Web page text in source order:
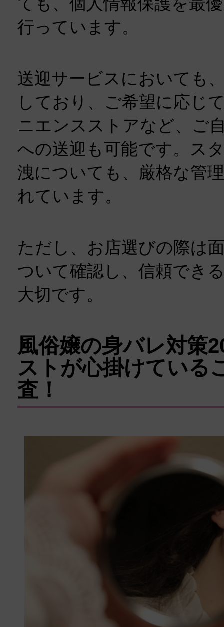
行っています。
送迎サービスにおいても
しており、ご希望に応じ
ニエンスストアなど、ご
への送迎も可能です。ス
洩についても、厳格な管
れています。
ただし、お店選びの際は
ついて確認し、信頼でき
大切です。
風俗嬢の身バレ対策
ストが心掛けている
査！